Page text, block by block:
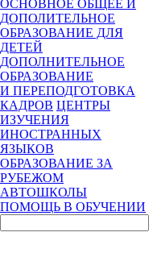
ОСНОВНОЕ ОБЩЕЕ И
ДОПОЛИТЕЛЬНОЕ
ОБРАЗОВАНИЕ ДЛЯ
ДЕТЕЙ
ДОПОЛНИТЕЛЬНОЕ
ОБРАЗОВАНИЕ
И ПЕРЕПОДГОТОВКА
КАДРОВ ЦЕНТРЫ
ИЗУЧЕНИЯ
ИНОСТРАННЫХ
ЯЗЫКОВ
ОБРАЗОВАНИЕ ЗА
РУБЕЖОМ
АВТОШКОЛЫ
ПОМОЩЬ В ОБУЧЕНИИ